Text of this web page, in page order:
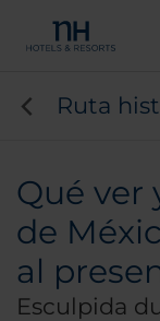
Ruta
Qué ver
de
al
Esculpida